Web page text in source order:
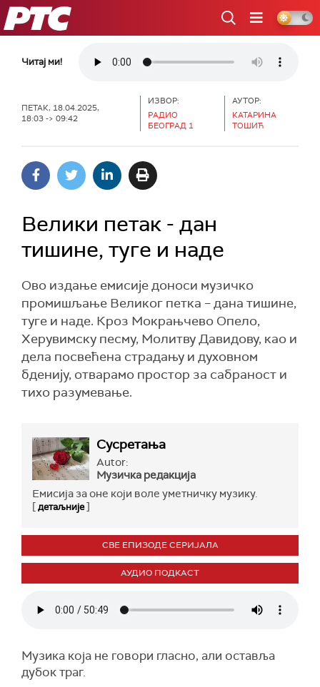
РТС
Читај ми!
ПЕТАК, 18.04.2025,
18:03 -> 09:42
ИЗВОР:
РАДИО
БЕОГРАД 1
АУТОР:
КАТАРИНА
ТОШИЋ
Велики петак - дан
тишине, туге и наде
Ово издање емисије доноси музичко
промишљање Великог петка – дана тишине,
туге и наде. Кроз Мокрањчево Опело,
Херувимску песму, Молитву Давидову, као и
дела посвећена страдању и духовном
бденију, отварамо простор за сабраност и
тихо разумевање.
Сусретања
Autor:
Музичка редакција
Емисија за оне који воле уметничку музику.
[детаљније]
СВЕ ЕПИЗОДЕ СЕРИЈАЛА
АУДИО ПОДКАСТ
Музика која не говори гласно, али оставља
дубок траг.